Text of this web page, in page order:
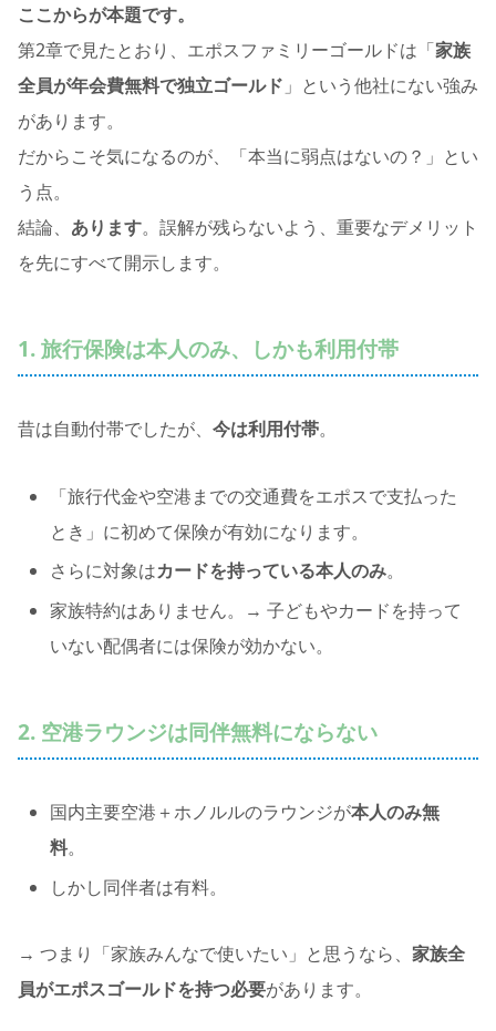
ここからが本題です。
第2章で見たとおり、エポスファミリーゴールドは「家族
全員が年会費無料で独立ゴールド 」という他社にない強み
があります。
だからこそ気になるのが、「本当に弱点はないの？」とい
う点。
結論、 あります。誤解が残らないよう、重要なデメリット
を先にすべて開示します。
1. 旅行保険は本人のみ、しかも利用付帯
昔は自動付帯でしたが、 今は利用付帯。
「旅行代金や空港までの交通費をエポスで支払った
とき」に初めて保険が有効になります。
さらに対象はカードを持っている本人のみ。
家族特約はありません。→ 子どもやカードを持って
いない配偶者には保険が効かない。
2. 空港ラウンジは同伴無料にならない
国内主要空港＋ホノルルのラウンジが本人のみ無
料。
しかし同伴者は有料。
→ つまり「家族みんなで使いたい」と思うなら、 家族全
員がエポスゴールドを持つ必要があります。